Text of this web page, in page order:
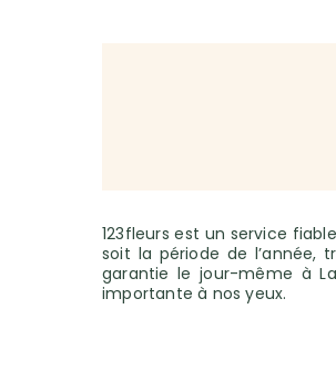
123fleurs est un service
soit la période de l’année,
garantie le jour-même à
importante à nos yeux.